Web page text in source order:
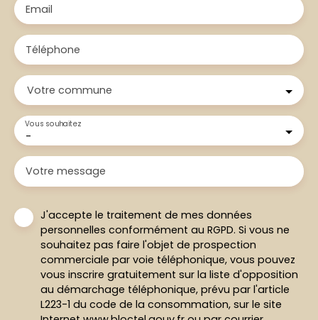
Email
Téléphone
Votre commune
-
Vous souhaitez
Votre message
J'accepte le traitement de mes données
personnelles conformément au RGPD. Si vous ne
souhaitez pas faire l'objet de prospection
commerciale par voie téléphonique, vous pouvez
vous inscrire gratuitement sur la liste d'opposition
au démarchage téléphonique, prévu par l'article
L223-1 du code de la consommation, sur le site